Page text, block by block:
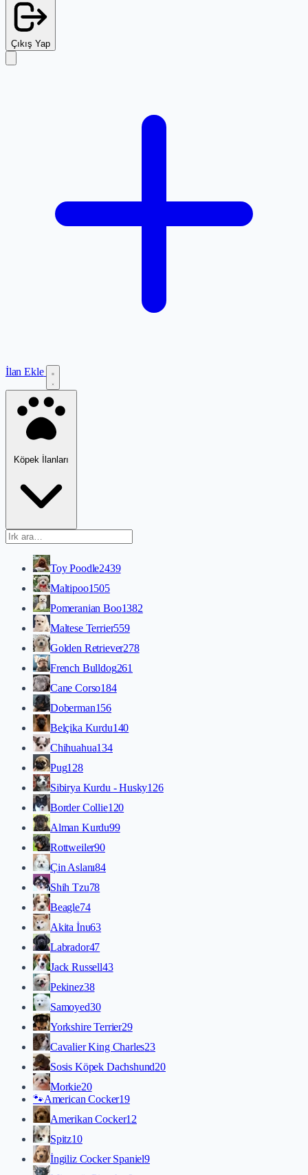
Çıkış Yap
İlan Ekle
Köpek İlanları
Toy Poodle2439
Maltipoo1505
Pomeranian Boo1382
Maltese Terrier559
Golden Retriever278
French Bulldog261
Cane Corso184
Doberman156
Belçika Kurdu140
Chihuahua134
Pug128
Sibirya Kurdu - Husky126
Border Collie120
Alman Kurdu99
Rottweiler90
Çin Aslanı84
Shih Tzu78
Beagle74
Akita İnu63
Labrador47
Jack Russell43
Pekinez38
Samoyed30
Yorkshire Terrier29
Cavalier King Charles23
Sosis Köpek Dachshund20
Morkie20
🐾American Cocker19
Amerikan Cocker12
Spitz10
İngiliz Cocker Spaniel9